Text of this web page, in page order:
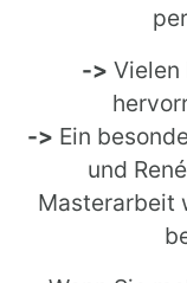
-> Vielen
-> Ein
und
Masterarbeit